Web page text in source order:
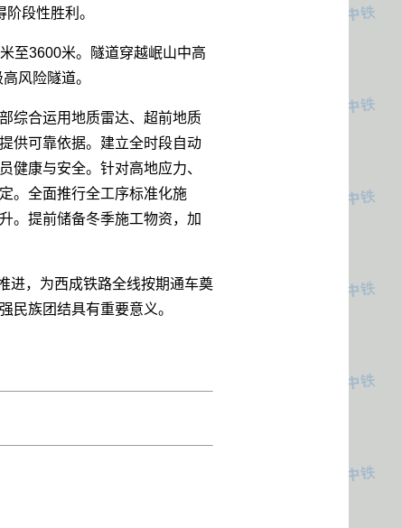
段性胜利。
至3600米。隧道穿越岷山中高
风险隧道。
综合运用地质雷达、超前地质
供可靠依据。建立全时段自动
健康与安全。针对高地应力、
。全面推行全工序标准化施
。提前储备冬季施工物资，加
进，为西成铁路全线按期通车奠
民族团结具有重要意义。